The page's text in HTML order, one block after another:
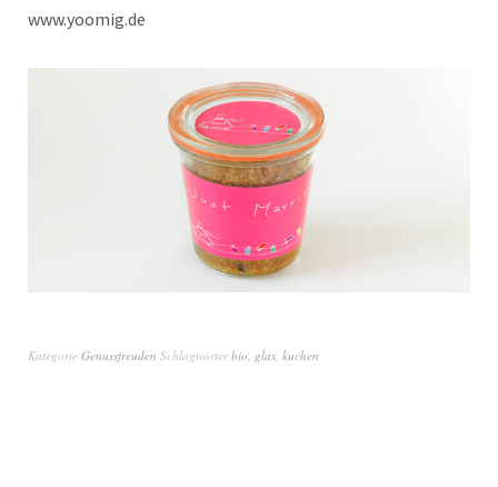
www.yoomig.de
Kategorie Genussfreuden Schlagwörterbio, glas, kuchen